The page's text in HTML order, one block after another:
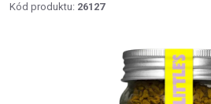
Kód produktu: 26127